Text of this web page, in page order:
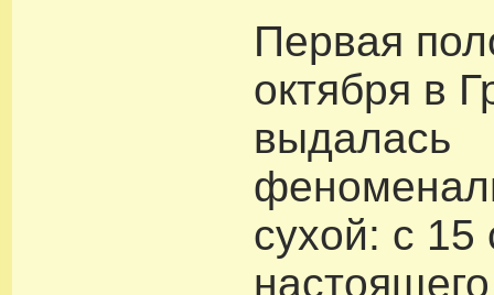
Первая
октября в
выдалась
сухой: с 15